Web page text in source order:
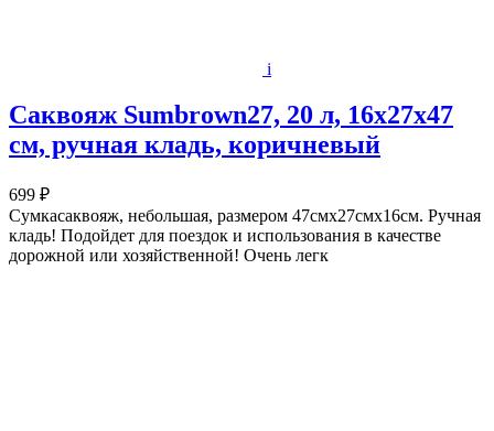
i
Саквояж Sumbrown27, 20 л, 16х27х47
см, ручная кладь, коричневый
699 ₽
Сумкасаквояж, небольшая, размером 47смх27смх16см. Ручная
кладь! Подойдет для поездок и использования в качестве
дорожной или хозяйственной! Очень легк